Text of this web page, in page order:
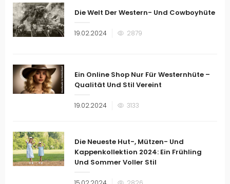
Die Welt Der Western- Und Cowboyhüte
Veröffentlicht
19.02.2024 2879
Ein Online Shop Nur Für Westernhüte –
Qualität Und Stil Vereint
Veröffentlicht
19.02.2024 3133
Die Neueste Hut-, Mützen- Und
Kappenkollektion 2024: Ein Frühling
Und Sommer Voller Stil
Veröffentlicht